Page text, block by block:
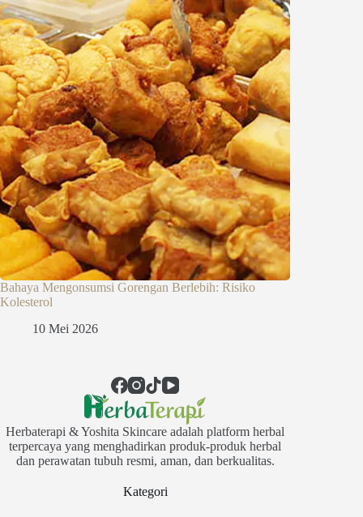
Bahaya Mengonsumsi Gorengan Berlebih: Risiko
Kolesterol
10 Mei 2026
Herbaterapi & Yoshita Skincare adalah platform herbal
terpercaya yang menghadirkan produk-produk herbal
dan perawatan tubuh resmi, aman, dan berkualitas.
Kategori